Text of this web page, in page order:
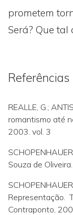
prometem
Será? Que tal
Referências
REALLE, G.;
romantismo até
2003. vol. 3
Souza de
Representação.
Contraponto,